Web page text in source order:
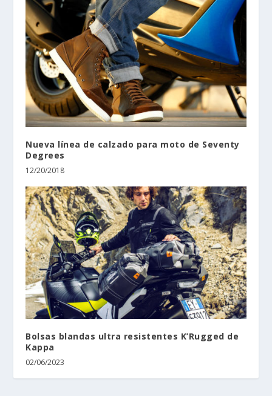
Nueva línea de calzado para moto de Seventy
Degrees
12/20/2018
Bolsas blandas ultra resistentes K’Rugged de
Kappa
02/06/2023